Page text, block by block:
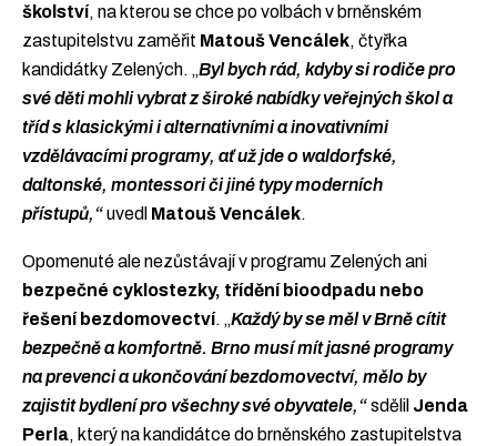
školství, na kterou se chce po volbách v brněnském
zastupitelstvu zaměřit Matouš Vencálek, čtyřka
kandidátky Zelených. „Byl bych rád, kdyby si rodiče pro
své děti mohli vybrat z široké nabídky veřejných škol a
tříd s klasickými i alternativními a inovativními
vzdělávacími programy, ať už jde o waldorfské,
daltonské, montessori či jiné typy moderních
přístupů,“uvedl Matouš Vencálek.
Opomenuté ale nezůstávají v programu Zelených ani
bezpečné cyklostezky, třídění bioodpadu nebo
řešení bezdomovectví. „Každý by se měl v Brně cítit
bezpečně a komfortně. Brno musí mít jasné programy
na prevenci a ukončování bezdomovectví, mělo by
zajistit bydlení pro všechny své obyvatele,“sdělil Jenda
Perla, který na kandidátce do brněnského zastupitelstva